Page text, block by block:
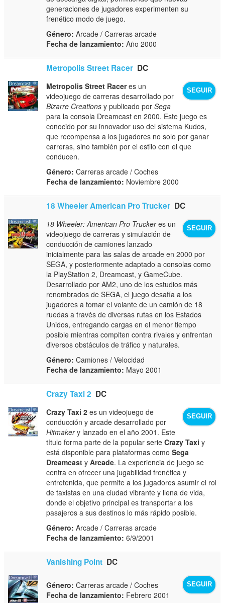
generaciones de jugadores experimenten su
frenético modo de juego.
Género: Arcade / Carreras arcade
Fecha de lanzamiento: Año 2000
Metropolis Street Racer DC
SEGUIR
Metropolis Street Raceres un
videojuego de carreras desarrollado por
Bizarre Creations y publicado porSega
para la consola Dreamcast en 2000. Este juego es
conocido por su innovador uso del sistema Kudos,
que recompensa a los jugadores no solo por ganar
carreras, sino también por el estilo con el que
conducen.
Género: Carreras arcade / Coches
Fecha de lanzamiento: Noviembre 2000
18 Wheeler American Pro Trucker DC
SEGUIR
18 Wheeler: American Pro Truckeres un
videojuego de carreras y simulación de
conducción de camiones lanzado
inicialmente para las salas de arcade en 2000 por
SEGA, y posteriormente adaptado a consolas como
la PlayStation 2, Dreamcast, y GameCube.
Desarrollado por AM2, uno de los estudios más
renombrados de SEGA, el juego desafía a los
jugadores a tomar el volante de un camión de 18
ruedas a través de diversas rutas en los Estados
Unidos, entregando cargas en el menor tiempo
posible mientras compiten contra rivales y enfrentan
diversos obstáculos de tráfico y naturales.
Género: Camiones / Velocidad
Fecha de lanzamiento: Mayo 2001
Crazy Taxi 2 DC
SEGUIR
Crazy Taxi 2 es un videojuego de
conducción y arcade desarrollado por
Hitmakery lanzado en el año 2001. Este
título forma parte de la popular serieCrazy Taxi y
está disponible para plataformas comoSega
Dreamcast yArcade. La experiencia de juego se
centra en ofrecer una jugabilidad frenética y
entretenida, que permite a los jugadores asumir el rol
de taxistas en una ciudad vibrante y llena de vida,
donde el objetivo principal es transportar a los
pasajeros a sus destinos lo más rápido posible.
Género: Arcade / Carreras arcade
Fecha de lanzamiento: 6/9/2001
Vanishing Point DC
SEGUIR
Género: Carreras arcade / Coches
Fecha de lanzamiento: Febrero 2001